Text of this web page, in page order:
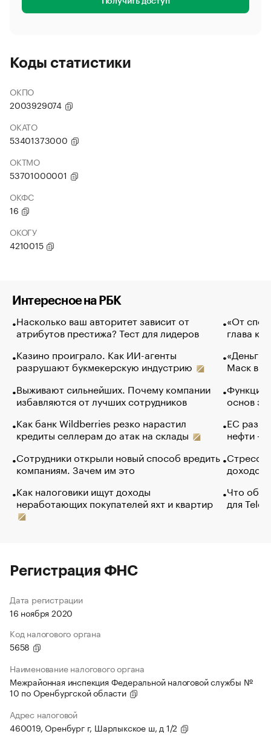
Коды статистики
ОКПО
2003929074
ОКАТО
53401373000
ОКТМО
53701000001
ОКФС
16
ОКОГУ
4210015
Интересное на РБК
Насколько ваш авторитет зависит от
атрибутов престижа? Тест для лидеров
Казино проиграло. Как ИИ-агенты
разрушают букмекерскую индустрию
Выживают сильнейших. Почему компании
избавляются от лучших сотрудников
Как банк Wildberries резко нарастил
кредиты селлерам до атак на склады
Сотрудники открыли новый способ вредить
компаниям. Зачем им это
Как налоговики ищут доходы
неработающих покупателей яхт и квартир
«От
глава
«Деньги
Маск в
Функции
основ
ЕС
нефти —
Стресс
доходов
Что
для
Регистрация ФНС
Дата регистрации
16 ноября 2020
Код налогового органа
5658
Наименование налогового органа
Межрайонная инспекция Федеральной налоговой службы №
10 по Оренбургской области
Адрес налоговой
460019, Оренбург г, Шарлыкское ш, д 1/2